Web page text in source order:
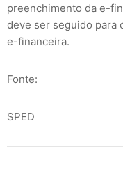
preenchimento da e-
deve ser seguido para
e-financeira.
Fonte:
SPED